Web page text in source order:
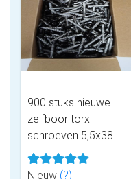
900 stuks nieuwe
zelfboor torx
schroeven 5,5x38
Nieuw (?)